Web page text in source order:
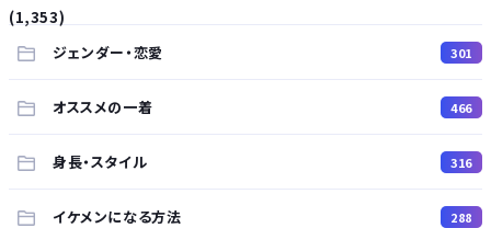
(1,353)
ジェンダー・恋愛
301
オススメの一着 466
身長・スタイル 316
イケメンになる方法 288